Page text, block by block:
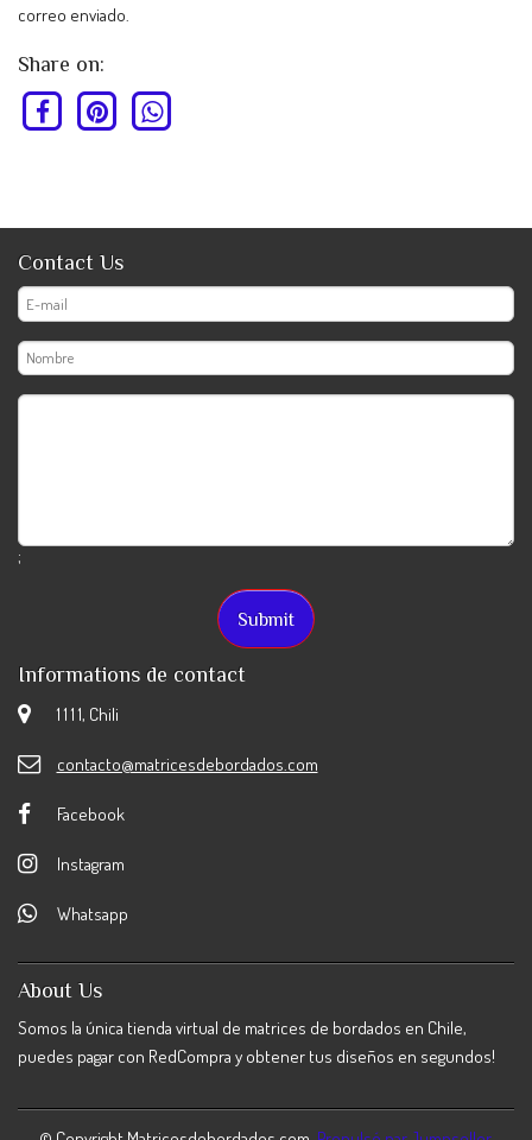
correo enviado.
Share on:
Contact Us
;
Informations de contact
1 1 1 1, Chili
contacto@matricesdebordados.com
Facebook
Instagram
Whatsapp
About Us
Somos la única tienda virtual de matrices de bordados en Chile,
puedes pagar con RedCompra y obtener tus diseños en segundos!